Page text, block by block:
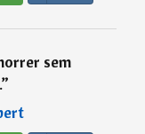
sem
”